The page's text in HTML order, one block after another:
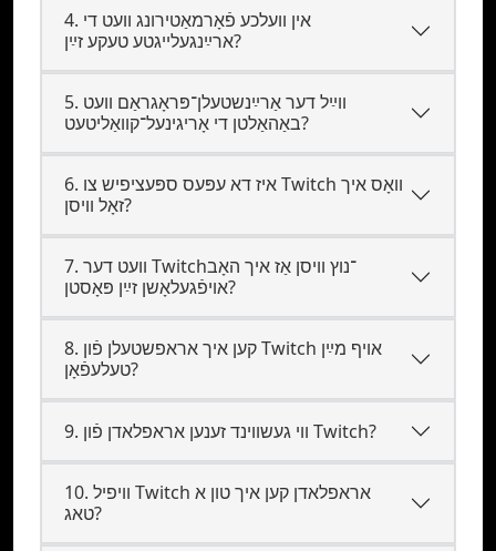
4. אין וועלכע פֿאָרמאַטירונג וועט די
ארײַנגעלייגטע טעקע זײַן?
5. װײַל דער אַרײַנשטעלן־פּראָגראַם װעט
באַהאַלטן די אָריגינעל־קוואַליטעט?
6. איז דא עפּעס ספּעציפיש צו Twitch וואָס איך
זאָל וויסן?
7. װעט דער Twitch־נוץ וויסן אַז איך האָב
אױפֿגעלאָשן זײַן פּאָסטן?
8. קען איך אראפשטעלן פֿון Twitch אויף מײַן
טעלעפֿאָן?
9. ווי געשווינד זענען אראפלאדן פֿון Twitch?
10. וויפיל Twitch אראפלאדן קען איך טון א
טאג?